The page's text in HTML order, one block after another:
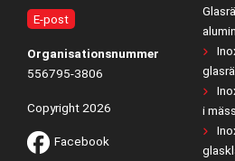
E-post
Organisationsnummer
556795-3806
Copyright 2026
Facebook
i